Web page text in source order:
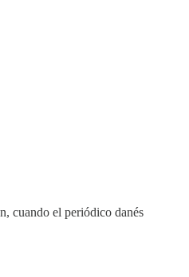
cuando el periódico danés